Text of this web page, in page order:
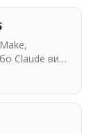
Claude ви